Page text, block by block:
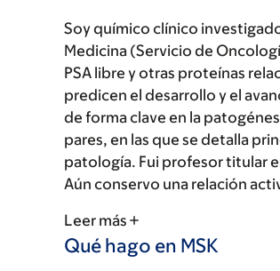
Soy químico clínico
Medicina (Servicio de
PSA libre y otras proteínas
predicen el desarrollo y el
de forma clave en la
pares, en las que se detalla
patología. Fui profesor titular
Aún conservo una relación
Leer más
Qué hago en MSK